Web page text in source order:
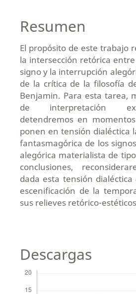
Resumen
El propósito de este trabajo
la intersección retórica
signo y la interrupción
de la crítica de la filosofía
Benjamin. Para esta tarea,
de interpretación
detendremos en
ponen en tensión dialéctica
fantasmagórica de los
alegórica materialista de
conclusiones,
dada esta tensión
escenificación de la
sus relieves retórico-
Descargas